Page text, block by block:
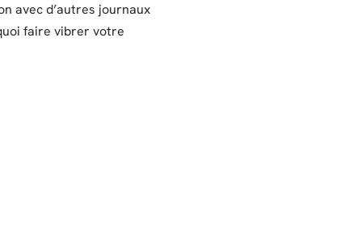
avec d’autres journaux
faire vibrer votre